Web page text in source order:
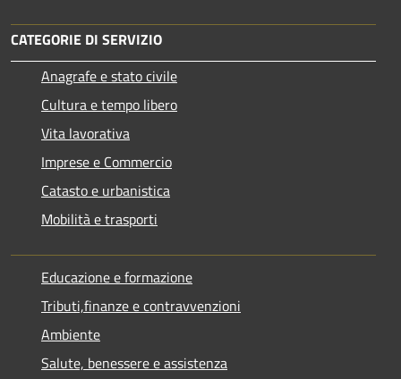
CATEGORIE DI SERVIZIO
Anagrafe e stato civile
Cultura e tempo libero
Vita lavorativa
Imprese e Commercio
Catasto e urbanistica
Mobilità e trasporti
Educazione e formazione
Tributi,finanze e contravvenzioni
Ambiente
Salute, benessere e assistenza